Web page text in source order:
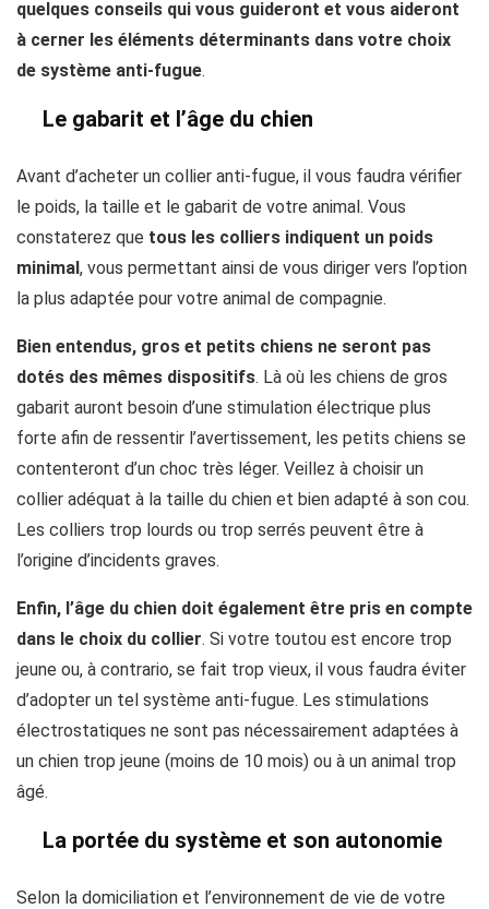
quelques conseils qui vous guideront et vous aideront
à cerner les éléments déterminants dans votre choix
de système anti-fugue.
Le gabarit et l’âge du chien
Avant d’acheter un collier anti-fugue, il vous faudra vérifier
le poids, la taille et le gabarit de votre animal. Vous
constaterez que tous les colliers indiquent un poids
minimal, vous permettant ainsi de vous diriger vers l’option
la plus adaptée pour votre animal de compagnie.
Bien entendus, gros et petits chiens ne seront pas
dotés des mêmes dispositifs. Là où les chiens de gros
gabarit auront besoin d’une stimulation électrique plus
forte afin de ressentir l’avertissement, les petits chiens se
contenteront d’un choc très léger. Veillez à choisir un
collier adéquat à la taille du chien et bien adapté à son cou.
Les colliers trop lourds ou trop serrés peuvent être à
l’origine d’incidents graves.
Enfin, l’âge du chien doit également être pris en compte
dans le choix du collier. Si votre toutou est encore trop
jeune ou, à contrario, se fait trop vieux, il vous faudra éviter
d’adopter un tel système anti-fugue. Les stimulations
électrostatiques ne sont pas nécessairement adaptées à
un chien trop jeune (moins de 10 mois) ou à un animal trop
âgé.
La portée du système et son autonomie
Selon la domiciliation et l’environnement de vie de votre